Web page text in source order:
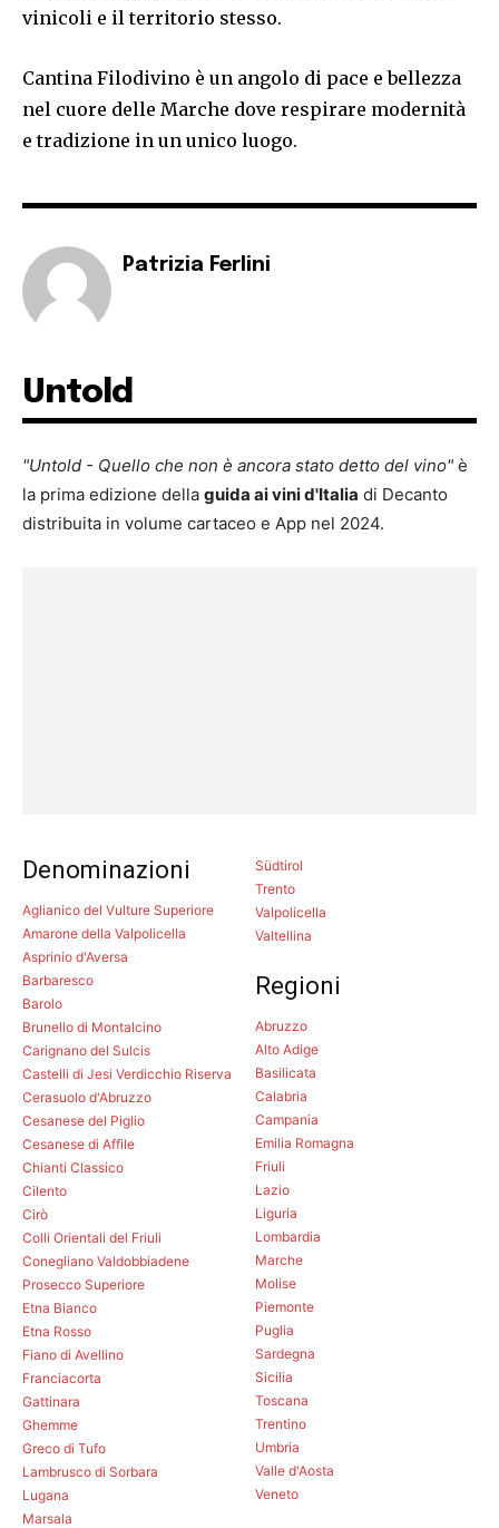
vinicoli e il territorio stesso.
Cantina Filodivino è un angolo di pace e bellezza
nel cuore delle Marche dove respirare modernità
e tradizione in un unico luogo.
Patrizia Ferlini
Untold
"Untold - Quello che non è ancora stato detto del vino" è
la prima edizione della guida ai vini d'Italia di Decanto
distribuita in volume cartaceo e App nel 2024.
Denominazioni
Aglianico del Vulture Superiore
Amarone della Valpolicella
Asprinio d'Aversa
Barbaresco
Barolo
Brunello di Montalcino
Carignano del Sulcis
Castelli di Jesi Verdicchio Riserva
Cerasuolo d'Abruzzo
Cesanese del Piglio
Cesanese di Affile
Chianti Classico
Cilento
Cirò
Colli Orientali del Friuli
Conegliano Valdobbiadene
Prosecco Superiore
Etna Bianco
Etna Rosso
Fiano di Avellino
Franciacorta
Gattinara
Ghemme
Greco di Tufo
Lambrusco di Sorbara
Lugana
Marsala
Südtirol
Trento
Valpolicella
Valtellina
Regioni
Abruzzo
Alto Adige
Basilicata
Calabria
Campania
Emilia Romagna
Friuli
Lazio
Liguria
Lombardia
Marche
Molise
Piemonte
Puglia
Sardegna
Sicilia
Toscana
Trentino
Umbria
Valle d'Aosta
Veneto